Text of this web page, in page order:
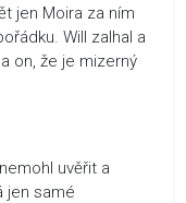
jen Moira za ním
Will zalhal a
on, že je mizerný
uvěřit a
jen samé